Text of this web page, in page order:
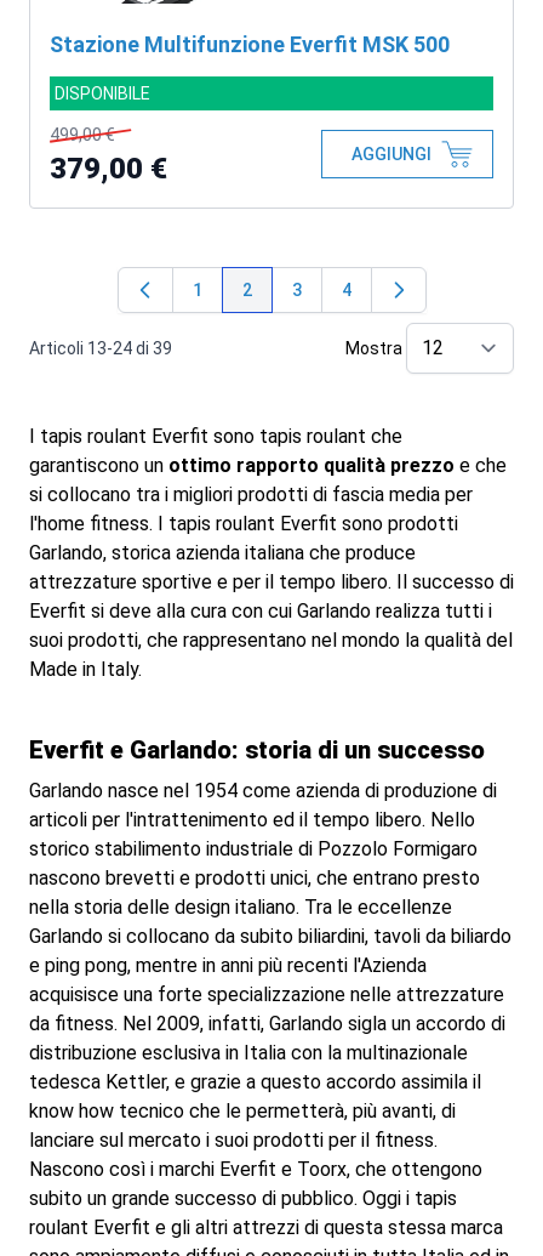
Stazione Multifunzione Everfit MSK 500
DISPONIBILE
499,00 €
379,00 € AGGIUNGI
Articoli 13-24di 39
Pagina
1
Attualmente stai leggendo la pagina
2
Pagina
3
Pagina
4
Mostra
I tapis roulant Everfit sono tapis roulant che
garantiscono un ottimo rapporto qualità prezzo e che
si collocano tra i migliori prodotti di fascia media per
l'home fitness. I tapis roulant Everfit sono prodotti
Garlando, storica azienda italiana che produce
attrezzature sportive e per il tempo libero. Il successo di
Everfit si deve alla cura con cui Garlando realizza tutti i
suoi prodotti, che rappresentano nel mondo la qualità del
Made in Italy.
Everfit e Garlando: storia di un successo
Garlando nasce nel 1954 come azienda di produzione di
articoli per l'intrattenimento ed il tempo libero. Nello
storico stabilimento industriale di Pozzolo Formigaro
nascono brevetti e prodotti unici, che entrano presto
nella storia delle design italiano. Tra le eccellenze
Garlando si collocano da subito biliardini, tavoli da biliardo
e ping pong, mentre in anni più recenti l'Azienda
acquisisce una forte specializzazione nelle attrezzature
da fitness. Nel 2009, infatti, Garlando sigla un accordo di
distribuzione esclusiva in Italia con la multinazionale
tedesca Kettler, e grazie a questo accordo assimila il
know how tecnico che le permetterà, più avanti, di
lanciare sul mercato i suoi prodotti per il fitness.
Nascono così i marchi Everfit e Toorx, che ottengono
subito un grande successo di pubblico. Oggi i tapis
roulant Everfit e gli altri attrezzi di questa stessa marca